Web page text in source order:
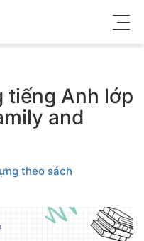
tiếng Anh lớp
and
theo sách